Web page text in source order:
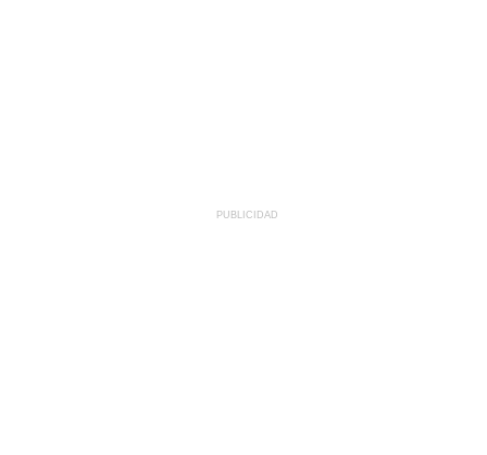
PUBLICIDAD